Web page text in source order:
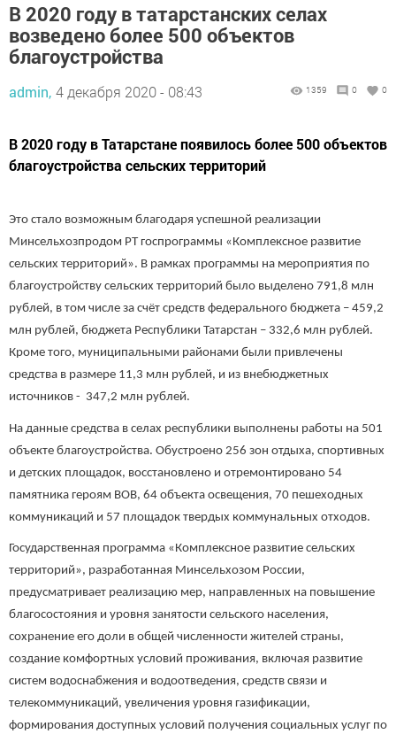
В 2020 году в татарстанских селах
возведено более 500 объектов
благоустройства
admin, 4 декабря 2020 - 08:43 1359 0 0
В 2020 году в Татарстане появилось более 500 объектов
благоустройства сельских территорий
Это стало возможным благодаря успешной реализации
Минсельхозпродом РТ госпрограммы «Комплексное развитие
сельских территорий». В рамках программы на мероприятия по
благоустройству сельских территорий было выделено 791,8 млн
рублей, в том числе за счёт средств федерального бюджета – 459,2
млн рублей, бюджета Республики Татарстан – 332,6 млн рублей.
Кроме того, муниципальными районами были привлечены
средства в размере 11,3 млн рублей, и из внебюджетных
источников - 347,2 млн рублей.
На данные средства в селах республики выполнены работы на 501
объекте благоустройства. Обустроено 256 зон отдыха, спортивных
и детских площадок, восстановлено и отремонтировано 54
памятника героям ВОВ, 64 объекта освещения, 70 пешеходных
коммуникаций и 57 площадок твердых коммунальных отходов.
Государственная программа «Комплексное развитие сельских
территорий», разработанная Минсельхозом России,
предусматривает реализацию мер, направленных на повышение
благосостояния и уровня занятости сельского населения,
сохранение его доли в общей численности жителей страны,
создание комфортных условий проживания, включая развитие
систем водоснабжения и водоотведения, средств связи и
телекоммуникаций, увеличения уровня газификации,
формирования доступных условий получения социальных услуг по